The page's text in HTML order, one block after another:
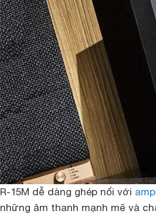
R-15M dễ dàng ghép nối với
những âm thanh mạnh mẽ và